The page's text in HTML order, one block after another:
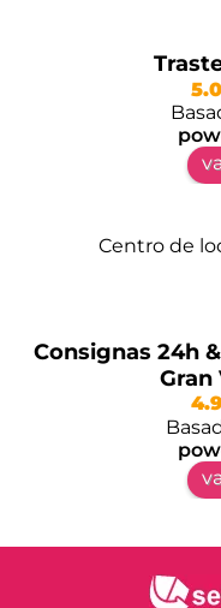
5.0
Centro de
Consignas 24h
Gran
4.9